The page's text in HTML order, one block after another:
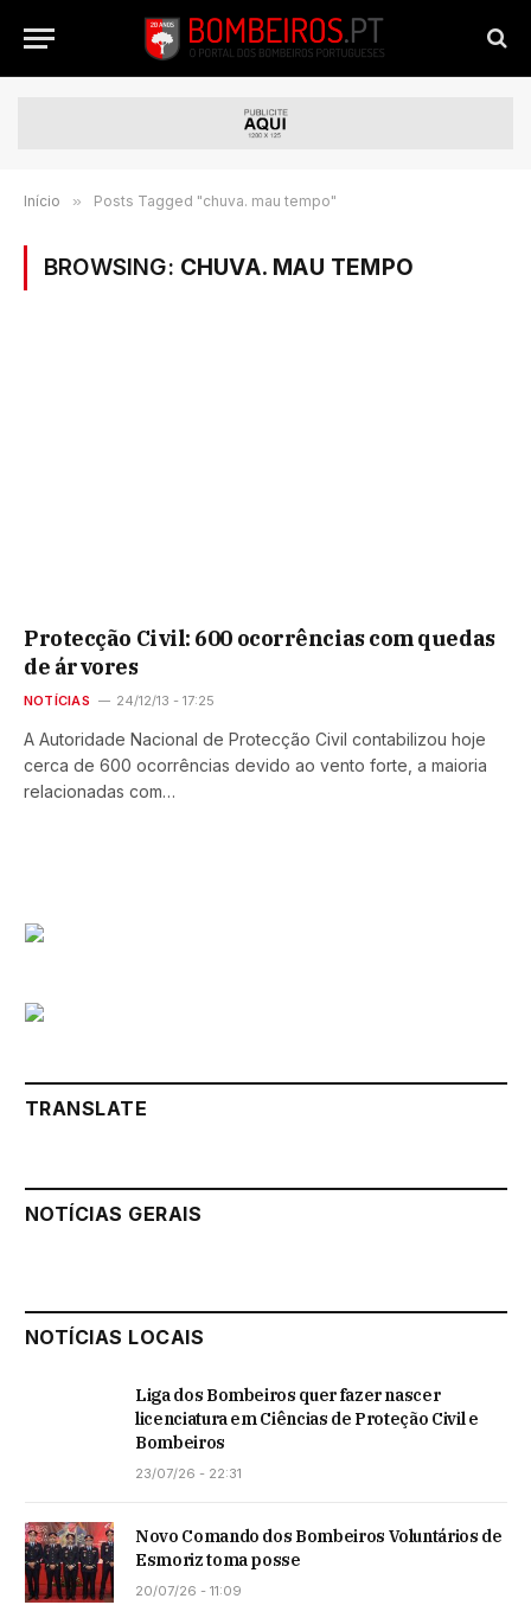
Início » Posts Tagged "chuva. mau tempo"
BROWSING: CHUVA. MAU TEMPO
Protecção Civil: 600 ocorrências com quedas
de árvores
NOTÍCIAS 24/12/13 - 17:25
A Autoridade Nacional de Protecção Civil contabilizou hoje
cerca de 600 ocorrências devido ao vento forte, a maioria
relacionadas com…
TRANSLATE
NOTÍCIAS GERAIS
NOTÍCIAS LOCAIS
Liga dos Bombeiros quer fazer nascer
licenciatura em Ciências de Proteção Civil e
Bombeiros
23/07/26 - 22:31
Novo Comando dos Bombeiros Voluntários de
Esmoriz toma posse
20/07/26 - 11:09